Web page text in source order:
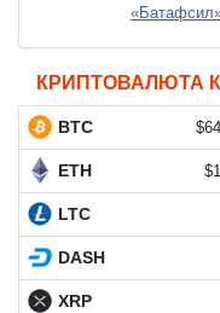
КРИПТОВАЛЮТА
BTC
ETH
LTC
DASH
XRP